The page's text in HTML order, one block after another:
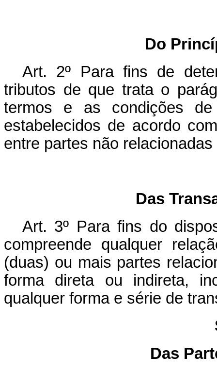
Do
Art. 2º Para fins de
tributos de que trata o
termos e as condições de
estabelecidos de acordo
entre partes não
Das
Art. 3º Para fins do
compreende qualquer
(duas) ou mais partes
forma direta ou indireta,
qualquer forma e série de
Das